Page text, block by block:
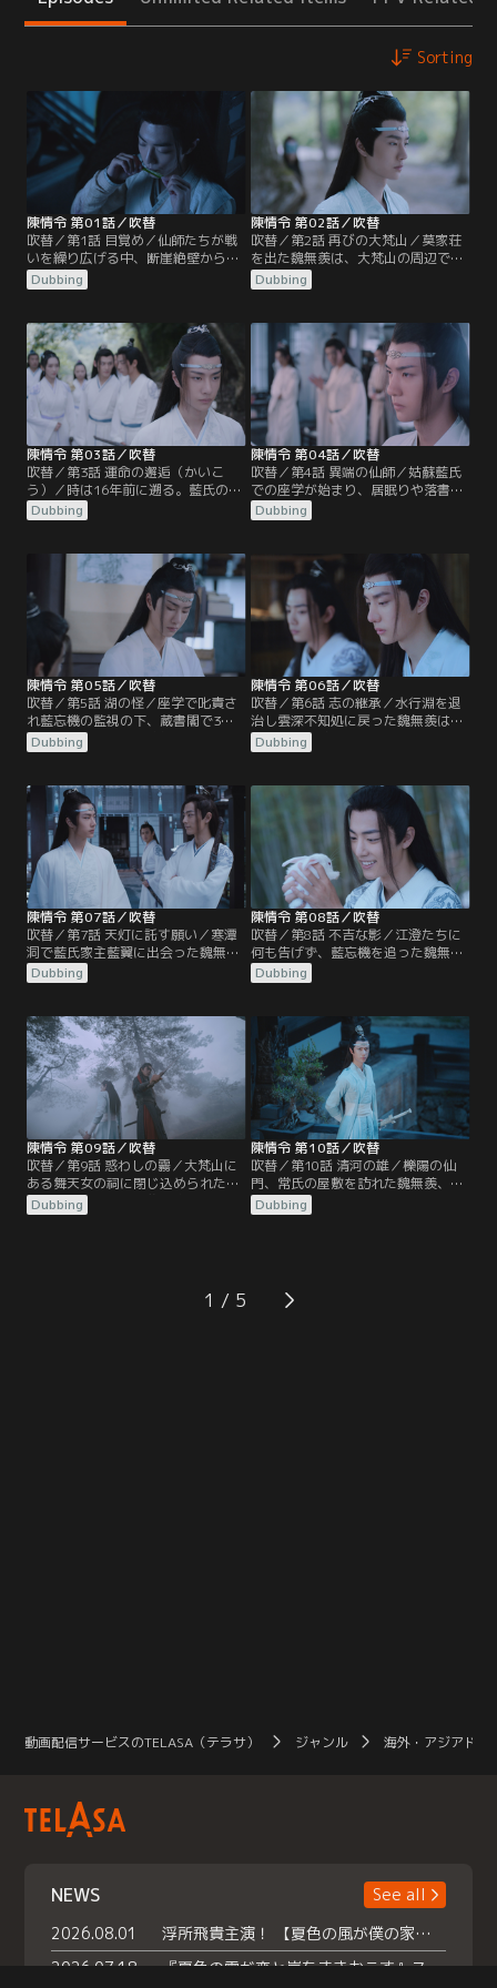
Sorting
陳情令 第01話／吹替
吹替／第1話 目覚め／仙師たちが戦
いを繰り広げる中、断崖絶壁から身
を投げようとする1人の男がいた。
彼の名は魏無羨。手を伸ばし救おう
す江澄。2人の目前で魏無羨は奈落
の底へと落ちていった…。16年後、
魏無羨は莫家荘の一室で莫玄羽とし
て目覚める。蘭陵金氏宗主の隠し子
だった莫玄羽が、自分の命と引き換
えに…。
Dubbing
陳情令 第02話／吹替
吹替／第2話 再びの大梵山／莫家荘
を出た魏無羨は、大梵山の周辺で
人々の魂が奪われる事件が起きてい
ることを知り山へと向かう。大梵山
江氏、師姉 江厭離の忘れ形見の金凌
の率いる蘭陵金氏、そして藍忘機率
いる姑蘇藍氏も集まっていた。魏無
羨は墓守の老人の言葉から祠へと向
かうが…。
Dubbing
陳情令 第03話／吹替
吹替／第3話 運命の邂逅（かいこ
う）／時は16年前に遡る。藍氏の座
学に参加するため魏無羨、江澄たち
は彩衣鎮の宿に泊まろうとするが、
り切ったため、そのまま雲深不知処
へ向かうことに。宿に招状を忘れ、
取りに戻った魏無羨だったが、日は
暮れ閉まっていた山門から無断で潜
入したため…。
Dubbing
陳情令 第04話／吹替
吹替／第4話 異端の仙師／姑蘇藍氏
での座学が始まり、居眠りや落書き
をしてばかりで講義に身の入らない
魏無羨だったが、そこへ温氏の次男
てくる。温氏の宗主であり仙督の温
若寒が陰鉄の欠片を見つけるよう温
情に命じていたのだった。温情は雲
深不知処の裏山に結界が張られてい
ることに気づく。
Dubbing
陳情令 第05話／吹替
吹替／第5話 湖の怪／座学で叱責さ
れ藍忘機の監視の下、蔵書閣で3日
の筆写の罰を受けた魏無羨。花をつ
けた藍忘機の姿絵と春画を見せ藍忘
彩衣鎮では水の怪が出現し、碧霊湖
で舟に乗った人々を次々と落水させ
ているという事件が起きていた。知
らせを受けた藍氏宗主の藍曦臣
は…。
Dubbing
陳情令 第06話／吹替
吹替／第6話 志の継承／水行淵を退
治し雲深不知処に戻った魏無羨は江
澄たちと酒盛りをするが、その現場
を藍忘機に目撃されてしまう。魏無
るが、すぐに酔い潰れた藍忘機は魏
無羨の部屋で寝てしまう。翌朝、藍
啓仁は大いに怒って魏無羨や藍忘機
に重い罰を与えるのだった。一方、
藍曦臣は…。
Dubbing
陳情令 第07話／吹替
吹替／第7話 天灯に託す願い／寒潭
洞で藍氏家主藍翼に出会った魏無羨
と藍忘機。藍翼は2人に陰鉄の災い
を食い止めるよう託して霊識は消滅
たが、天灯を揚げる際、江厭離に対
する金子軒の態度に激怒、取っ組み
合いのケンカとなる。蘭氏の宗主、
江氏の宗主も集まり協議する中、江
宗主は…。
Dubbing
陳情令 第08話／吹替
吹替／第8話 不吉な影／江澄たちに
何も告げず、藍忘機を追った魏無
羨。藍忘機と共に残りの陰鉄を探し
に行くが、常に不気味な梟にあとを
は聶懐桑と遭遇、蒔花女の屋敷に陰
鉄があると突き止めるが、すでに温
晁から陰鉄を奪われたあとだった。
その頃、魏無羨を追って蓮花塢をあ
とにした江澄は…。
Dubbing
陳情令 第09話／吹替
吹替／第9話 惑わしの霧／大梵山に
ある舞天女の祠に閉じ込められた魏
無羨と藍忘機たち。襲い掛かる村人
たちを操っていたのは温晁だった。
天女の像に埋まっていた陰鉄が温若
寒に奪われたため、像が村人たちの
Dubbing
陳情令 第10話／吹替
吹替／第10話 清河の雄／櫟陽の仙
門、常氏の屋敷を訪れた魏無羨、藍
忘機、江澄だったが、なんと常氏一
族は薛洋の手で惨殺されていた。そ
星塵たちと別れた魏無羨たちは、聶
懐桑、孟瑶と清河聶氏の不浄世に到
Dubbing
1
動画配信サービスのTELASA（テラサ） ジャンル 海外・アジアドラ
NEWS
See all
2026.08.01
浮所飛貴主演！ 【夏色の風が僕の家にやってきた】 本日よりテラサで独占配信スタート！
2026.07.18
『夏色の雲が恋と嵐をまきおこす』スペシャルメイキング 【Part1】2026年７月18日（土）23時30分～配信スタート！話題のシーンの裏側を大公開！豪華キャスト大集合！ 『武宮家 真夏の家族会議』開催！